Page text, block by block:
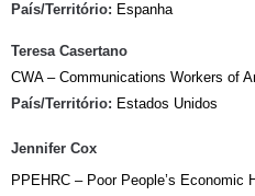
País/Território: Espanha
Teresa Casertano
CWA – Communications Workers of
País/Território: Estados Unidos
Jennifer Cox
PPEHRC – Poor People’s Economic